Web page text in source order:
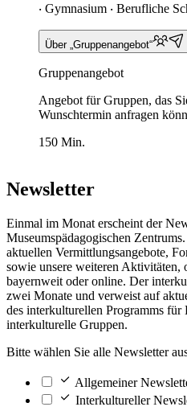
‧ Gymnasium ‧ Berufliche
Über „Gruppenangebot“
Gruppenangebot
Angebot für Gruppen, das
Wunschtermin anfragen
150 Min.
Newsletter
Einmal im Monat erscheint der
Museumspädagogischen
aktuellen Vermittlungsangebote,
sowie unsere weiteren Aktivitäten,
bayernweit oder online. Der
zwei Monate und verweist auf
des interkulturellen Programms
interkulturelle Gruppen.
Bitte wählen Sie alle Newsletter
Allgemeiner
Interkultureller